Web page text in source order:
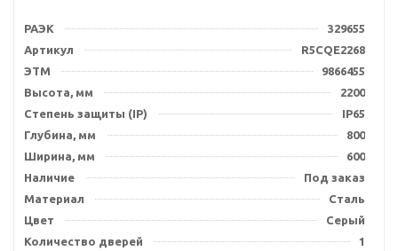
РАЭК
329655
Артикул
R5CQE2268
ЭТМ
9866455
Высота, мм
2200
Степень защиты (IP)
IP65
Глубина, мм
800
Ширина, мм
600
Наличие
Под заказ
Материал
Сталь
Цвет
Серый
Количество дверей
1